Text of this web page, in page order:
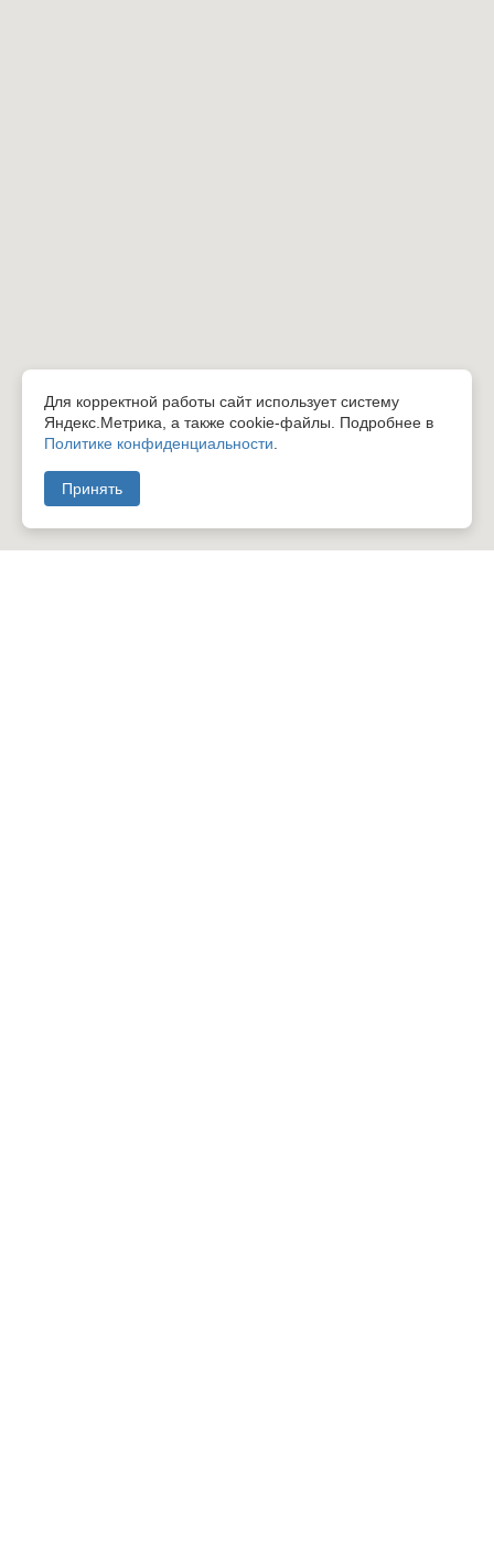
Для корректной работы сайт использует систему
Яндекс.Метрика, а также cookie-файлы. Подробнее в
Политике конфиденциальности
Принять